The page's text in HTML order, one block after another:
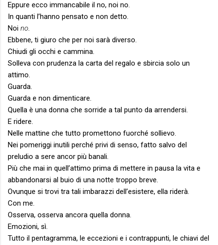
Eppure ecco immancabile il no, noi no.
In quanti l’hanno pensato e non detto.
Noi no.
Ebbene, ti giuro che per noi sarà diverso.
Chiudi gli occhi e cammina.
Solleva con prudenza la carta del regalo e sbircia solo un
attimo.
Guarda.
Guarda e non dimenticare.
Quella è una donna che sorride a tal punto da arrendersi.
E ridere.
Nelle mattine che tutto promettono fuorché sollievo.
Nei pomeriggi inutili perché privi di senso, fatto salvo del
preludio a sere ancor più banali.
Più che mai in quell’attimo prima di mettere in pausa la vita e
abbandonarsi al buio di una notte troppo breve.
Ovunque si trovi tra tali imbarazzi dell’esistere, ella riderà.
Con me.
Osserva, osserva ancora quella donna.
Emozioni, sì.
Tutto il pentagramma, le eccezioni e i contrappunti, le chiavi del